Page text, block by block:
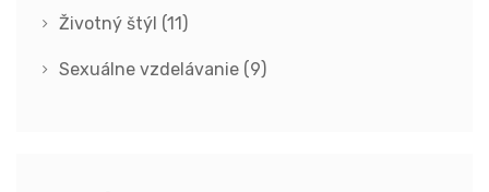
Životný štýl (11)
Sexuálne vzdelávanie (9)